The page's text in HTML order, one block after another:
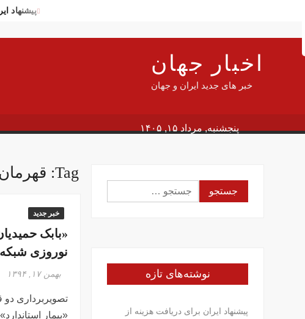
content
پیشنهاد
وزش باد
در ساعات
اخبار جهان
خبر های جدید ایران و جهان
پنجشنبه, مرداد ۱۵, ۱۴۰۵
Tag:
خبر جدید
«بابک
نوروزی
بهمن ۱۷, ۱۳۹۴
تصویربرداری
«بیمار
جستجو
برای:
نوشته‌های تازه
پیشنهاد ایران برای دریافت هزینه از